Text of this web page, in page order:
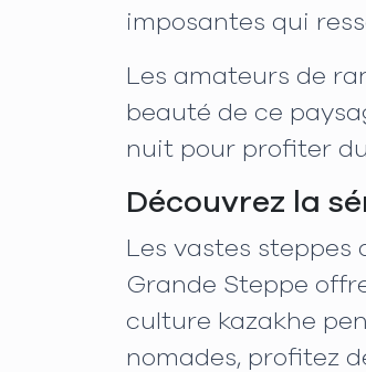
imposantes qui
Les amateurs de
beauté de ce
nuit pour profiter
Découvrez la
Les vastes
Grande Steppe
culture kazakhe
nomades, profitez